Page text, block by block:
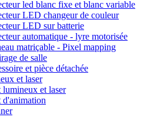
led blanc fixe et blanc variable
LED changeur de couleur
LED sur batterie
automatique - lyre motorisée
matriçable - Pixel mapping
de salle
et pièce détachée
et laser
lumineux et laser
d'animation